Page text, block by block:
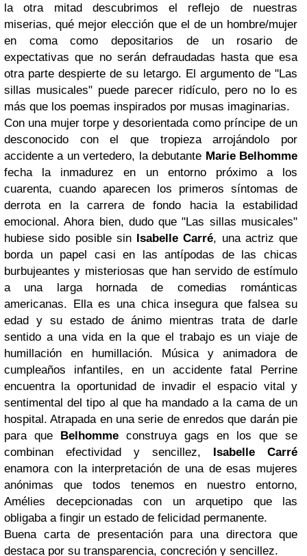
la otra mitad descubrimos el reflejo de nuestras
miserias, qué mejor elección que el de un hombre/mujer
en coma como depositarios de un rosario de
expectativas que no serán defraudadas hasta que esa
otra parte despierte de su letargo. El argumento de "Las
sillas musicales" puede parecer ridículo, pero no lo es
más que los poemas inspirados por musas imaginarias.
Con una mujer torpe y desorientada como príncipe de un
desconocido con el que tropieza arrojándolo por
accidente a un vertedero, la debutante Marie Belhomme
fecha la inmadurez en un entorno próximo a los
cuarenta, cuando aparecen los primeros síntomas de
derrota en la carrera de fondo hacia la estabilidad
emocional. Ahora bien, dudo que "Las sillas musicales"
hubiese sido posible sin Isabelle Carré, una actriz que
borda un papel casi en las antípodas de las chicas
burbujeantes y misteriosas que han servido de estímulo
a una larga hornada de comedias románticas
americanas. Ella es una chica insegura que falsea su
edad y su estado de ánimo mientras trata de darle
sentido a una vida en la que el trabajo es un viaje de
humillación en humillación. Música y animadora de
cumpleaños infantiles, en un accidente fatal Perrine
encuentra la oportunidad de invadir el espacio vital y
sentimental del tipo al que ha mandado a la cama de un
hospital. Atrapada en una serie de enredos que darán pie
para que Belhomme construya gags en los que se
combinan efectividad y sencillez, Isabelle Carré
enamora con la interpretación de una de esas mujeres
anónimas que todos tenemos en nuestro entorno,
Amélies decepcionadas con un arquetipo que las
obligaba a fingir un estado de felicidad permanente.
Buena carta de presentación para una directora que
destaca por su transparencia, concreción y sencillez.